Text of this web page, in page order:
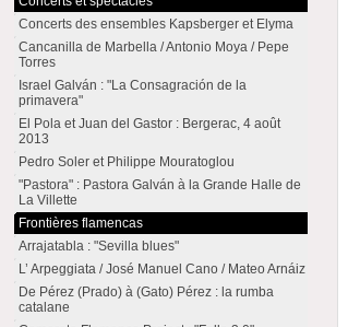
Concerts des ensembles Kapsberger et Elyma
Cancanilla de Marbella / Antonio Moya / Pepe
Torres
Israel Galván : "La Consagración de la
primavera"
El Pola et Juan del Gastor : Bergerac, 4 août
2013
Pedro Soler et Philippe Mouratoglou
"Pastora" : Pastora Galván à la Grande Halle de
La Villette
Frontières flamencas
Arrajatabla : "Sevilla blues"
L’ Arpeggiata / José Manuel Cano / Mateo Arnáiz
De Pérez (Prado) à (Gato) Pérez : la rumba
catalane